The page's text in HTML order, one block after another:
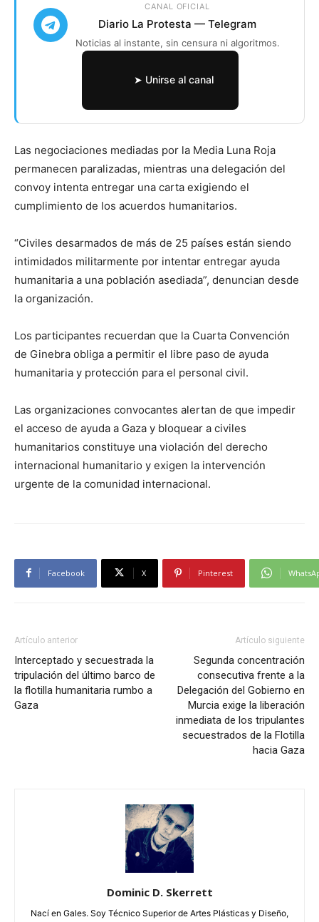
CANAL OFICIAL
Diario La Protesta — Telegram
Noticias al instante, sin censura ni algoritmos.
➤ Unirse al canal
Las negociaciones mediadas por la Media Luna Roja
permanecen paralizadas, mientras una delegación del
convoy intenta entregar una carta exigiendo el
cumplimiento de los acuerdos humanitarios.
“Civiles desarmados de más de 25 países están siendo
intimidados militarmente por intentar entregar ayuda
humanitaria a una población asediada”, denuncian desde
la organización.
Los participantes recuerdan que la Cuarta Convención
de Ginebra obliga a permitir el libre paso de ayuda
humanitaria y protección para el personal civil.
Las organizaciones convocantes alertan de que impedir
el acceso de ayuda a Gaza y bloquear a civiles
humanitarios constituye una violación del derecho
internacional humanitario y exigen la intervención
urgente de la comunidad internacional.
Facebook X Pinterest
Artículo anterior
Interceptado y secuestrada la
tripulación del último barco de
la flotilla humanitaria rumbo a
Gaza
Artículo siguiente
Segunda concentración
consecutiva frente a la
Delegación del Gobierno en
Murcia exige la liberación
inmediata de los tripulantes
secuestrados de la Flotilla
hacia Gaza
Dominic D. Skerrett
Nací en Gales. Soy Técnico Superior de Artes Plásticas y Diseño,